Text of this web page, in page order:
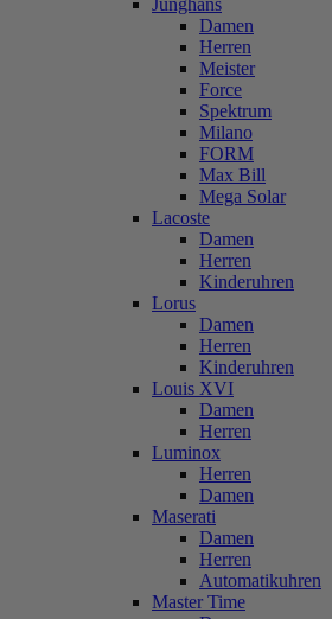
Junghans
Damen
Herren
Meister
Force
Spektrum
Milano
FORM
Max Bill
Mega Solar
Lacoste
Damen
Herren
Kinderuhren
Lorus
Damen
Herren
Kinderuhren
Louis XVI
Damen
Herren
Luminox
Herren
Damen
Maserati
Damen
Herren
Automatikuhren
Master Time